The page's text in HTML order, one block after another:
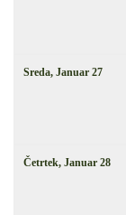
Sreda, Januar 27
Četrtek, Januar 28